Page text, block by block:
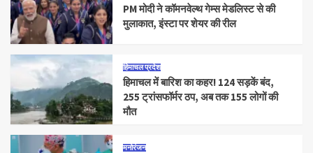
PM मोदी ने कॉमनवेल्थ गेम्स मेडलिस्ट से की
मुलाकात, इंस्टा पर शेयर की रील
हिमाचल प्रदेश
हिमाचल में बारिश का कहर! 124 सड़कें बंद,
255 ट्रांसफॉर्मर ठप, अब तक 155 लोगों की
मौत
मनोरंजन